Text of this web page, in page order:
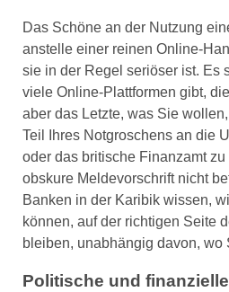
Das Schöne an der Nutzung
anstelle einer reinen Online-
sie in der Regel seriöser ist. Es
viele Online-Plattformen gibt,
aber das Letzte, was Sie
Teil Ihres Notgroschens an die
oder das britische Finanzamt
obskure Meldevorschrift nicht
Banken in der Karibik wissen,
können, auf der richtigen Seite
bleiben, unabhängig davon, wo
Politische und